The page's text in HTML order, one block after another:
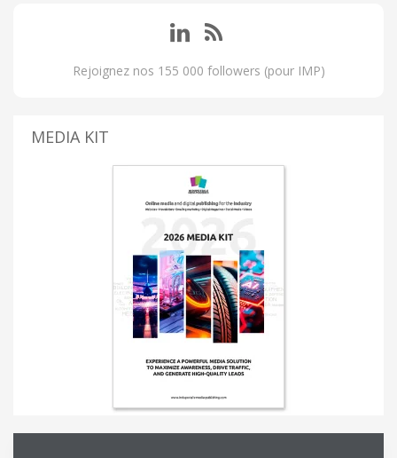
Rejoignez nos 155 000 followers (pour IMP)
MEDIA KIT